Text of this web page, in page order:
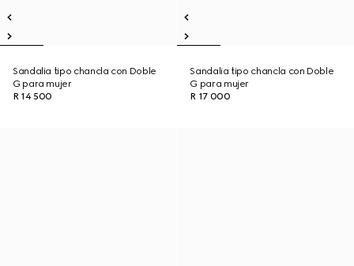
Sandalia tipo chancla con Doble
G para mujer
R 14 500
Sandalia tipo chancla con Doble
G para mujer
R 17 000